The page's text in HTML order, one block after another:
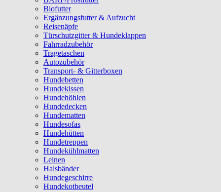
Biofutter
Ergänzungsfutter & Aufzucht
Reisenäpfe
Türschutzgitter & Hundeklappen
Fahrradzubehör
Tragetaschen
Autozubehör
Transport- & Gitterboxen
Hundebetten
Hundekissen
Hundehöhlen
Hundedecken
Hundematten
Hundesofas
Hundehütten
Hundetreppen
Hundekühlmatten
Leinen
Halsbänder
Hundegeschirre
Hundekotbeutel